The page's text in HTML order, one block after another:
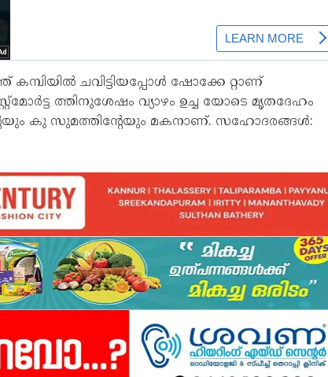
ചവിട്ടിയപ്പോൾ ഷോക്കേ റ്റാണ്
ത്തിനുശേഷം വ്യാഴം ഉച്ച യോടെ മൃതദേഹം
കു സുമത്തിന്റേയും മകനാണ്. സഹോദരങ്ങൾ: